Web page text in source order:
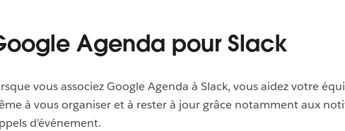
Agenda pour Slack
vous associez Google Agenda à Slack, vous aidez votre
à vous organiser et à rester à jour grâce notamment aux
d’événement.